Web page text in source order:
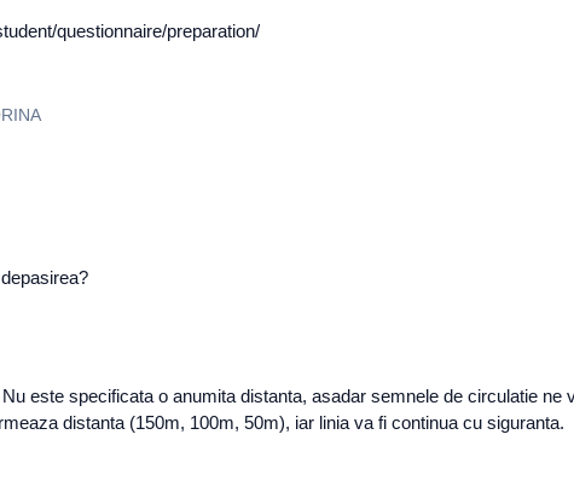
questionnaire/preparation/
este specificata o anumita distanta, asadar semnele de circulatie
distanta (150m, 100m, 50m), iar linia va fi continua cu siguranta.